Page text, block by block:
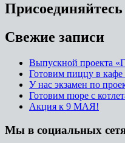
Свежие записи
Выпускной проекта
Готовим пиццу в кафе
У нас экзамен по
Готовим пюре с
Акция к 9 МАЯ!
Мы в социальных